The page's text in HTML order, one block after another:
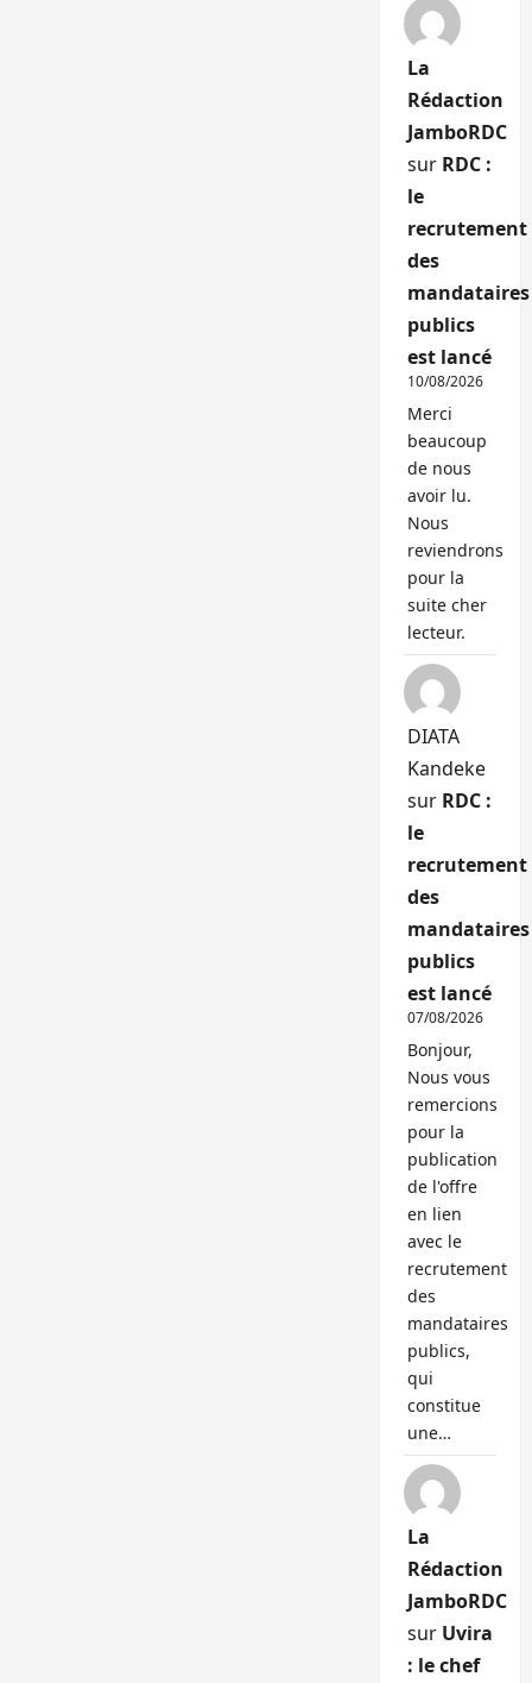
La
Rédaction
JamboRDC
sur RDC :
le
recrutement
des
mandataires
publics
est lancé
10/08/2026
Merci
beaucoup
de nous
avoir lu.
Nous
reviendrons
pour la
suite cher
lecteur.
DIATA
Kandeke
sur RDC :
le
recrutement
des
mandataires
publics
est lancé
07/08/2026
Bonjour,
Nous vous
remercions
pour la
publication
de l'offre
en lien
avec le
recrutement
des
mandataires
publics,
qui
constitue
une…
La
Rédaction
JamboRDC
sur Uvira
: le chef